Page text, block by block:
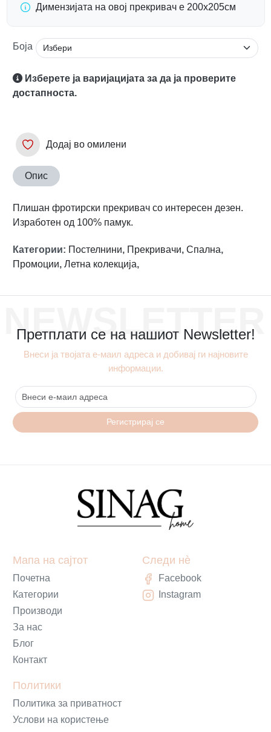
Димензијата на овој прекривач е 200х205см
Боја
Изберете ја варијацијата за да ја проверите
достапноста.
Додај во омилени
Опис
Плишан фротирски прекривач со интересен дезен.
Изработен од 100% памук.
Категории: Постелнини, Прекривачи, Спална,
Промоции, Летна колекција,
NEWSLETTER
Претплати се на нашиот Newsletter!
Внеси ја твојата е-маил адреса и добивај ги најновите
информации.
Регистрирај се
Мапа на сајтот
Почетна
Категории
Производи
За нас
Блог
Контакт
Политики
Политика за приватност
Услови на користење
Следи нè
Facebook
Instagram